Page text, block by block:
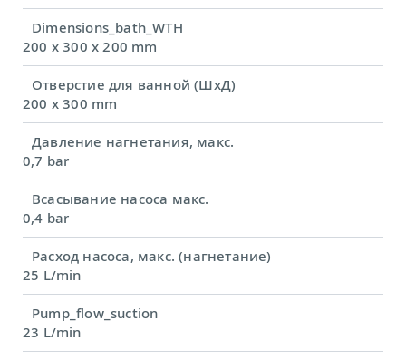
Dimensions_bath_WTH
200 x 300 x 200 mm
Отверстие для ванной (ШхД)
200 x 300 mm
Давление нагнетания, макс.
0,7 bar
Всасывание насоса макс.
0,4 bar
Расход насоса, макс. (нагнетание)
25 L/min
Pump_flow_suction
23 L/min